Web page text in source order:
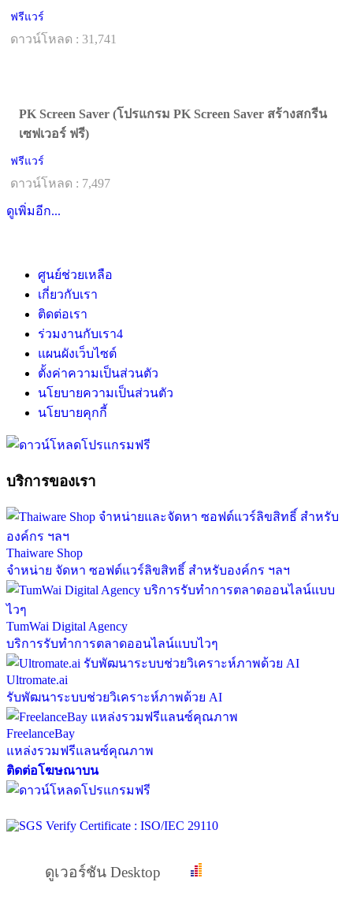
ฟรีแวร์
ดาวน์โหลด : 31,741
PK Screen Saver (โปรแกรม PK Screen Saver สร้างสกรีน
เซฟเวอร์ ฟรี)
ฟรีแวร์
ดาวน์โหลด : 7,497
ดูเพิ่มอีก...
ศูนย์ช่วยเหลือ
เกี่ยวกับเรา
ติดต่อเรา
ร่วมงานกับเรา4
แผนผังเว็บไซต์
ตั้งค่าความเป็นส่วนตัว
นโยบายความเป็นส่วนตัว
นโยบายคุกกี้
บริการของเรา
Thaiware Shop
จำหน่าย จัดหา ซอฟต์แวร์ลิขสิทธิ์ สำหรับองค์กร ฯลฯ
TumWai Digital Agency
บริการรับทำการตลาดออนไลน์แบบไวๆ
Ultromate.ai
รับพัฒนาระบบช่วยวิเคราะห์ภาพด้วย AI
FreelanceBay
แหล่งรวมฟรีแลนซ์คุณภาพ
ติดต่อโฆษณาบน
ดูเวอร์ชัน Desktop